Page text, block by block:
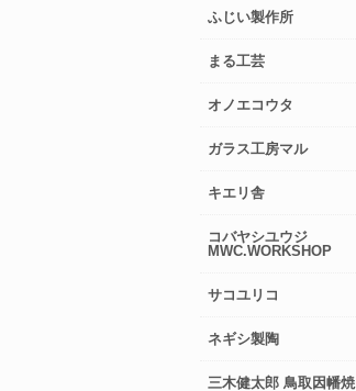
ふじい製作所
まる工芸
オノエコウタ
ガラス工房マル
キエリ舎
コバヤシユウジ
MWC.WORKSHOP
サコユリコ
ネギシ製陶
三木健太郎 鳥取因幡焼